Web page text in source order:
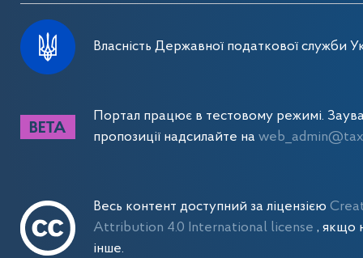
Власність Державної податкової служби
Портал працює в тестовому режимі.
пропозиції надсилайте на
Весь контент доступний за ліцензією
Attribution 4.0 International license , якщо
інше.